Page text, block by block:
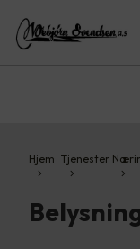
Hjem Tjenester